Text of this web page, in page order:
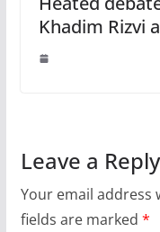
Khadim Rizvi
Leave a Reply
Your email address
fields are marked *